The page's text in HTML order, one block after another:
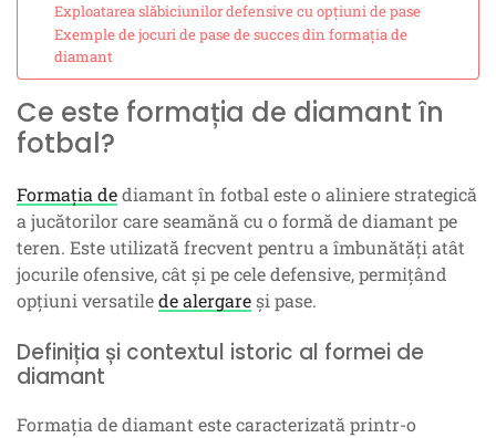
Exploatarea slăbiciunilor defensive cu opțiuni de pase
Exemple de jocuri de pase de succes din formația de
diamant
Ce este formația de diamant în
fotbal?
Formația dediamant în fotbal este o aliniere strategică
a jucătorilor care seamănă cu o formă de diamant pe
teren. Este utilizată frecvent pentru a îmbunătăți atât
jocurile ofensive, cât și pe cele defensive, permițând
opțiuni versatilede alergareși pase.
Definiția și contextul istoric al formei de
diamant
Formația de diamant este caracterizată printr-o